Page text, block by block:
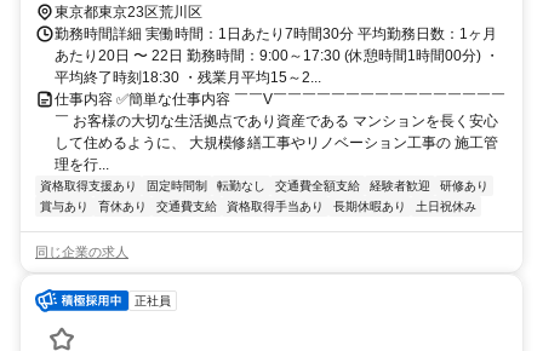
東京都東京23区荒川区
勤務時間詳細 実働時間：1日あたり7時間30分 平均勤務日数：1ヶ月
あたり20日 〜 22日 勤務時間：9:00～17:30 (休憩時間1時間00分) ・
平均終了時刻18:30 ・残業月平均15～2...
仕事内容 ✅簡単な仕事内容 ￣￣V￣￣￣￣￣￣￣￣￣￣￣￣￣￣￣￣
￣ お客様の大切な生活拠点であり資産である マンションを長く安心
して住めるように、 大規模修繕工事やリノベーション工事の 施工管
理を行...
資格取得支援あり 固定時間制 転勤なし 交通費全額支給 経験者歓迎
研修あり
賞与あり
育休あり 交通費支給 資格取得手当あり 長期休暇あり 土日祝休み
同じ企業の求人
正社員